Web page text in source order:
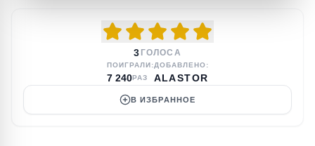
3 ГОЛОСА
ПОИГРАЛИ:
7 240РАЗ
ДОБАВЛЕНО:
ALASTOR
В ИЗБРАННОЕ